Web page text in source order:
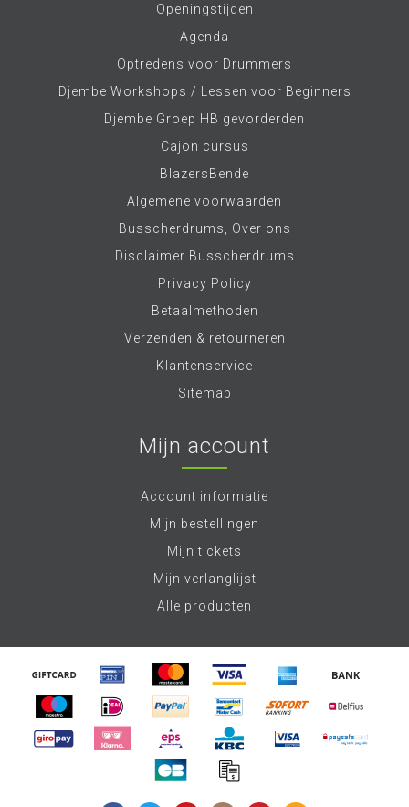
Openingstijden
Agenda
Optredens voor Drummers
Djembe Workshops / Lessen voor Beginners
Djembe Groep HB gevorderden
Cajon cursus
BlazersBende
Algemene voorwaarden
Busscherdrums, Over ons
Disclaimer Busscherdrums
Privacy Policy
Betaalmethoden
Verzenden & retourneren
Klantenservice
Sitemap
Mijn account
Account informatie
Mijn bestellingen
Mijn tickets
Mijn verlanglijst
Alle producten